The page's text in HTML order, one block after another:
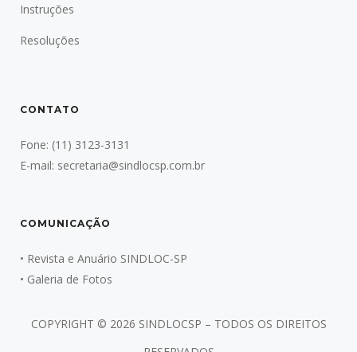
Instruções
Resoluções
CONTATO
Fone: (11) 3123-3131
E-mail: secretaria@sindlocsp.com.br
COMUNICAÇÃO
• Revista e Anuário SINDLOC-SP
• Galeria de Fotos
COPYRIGHT © 2026 SINDLOCSP – TODOS OS DIREITOS